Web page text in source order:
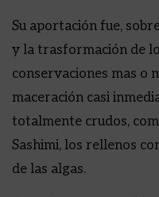
Su aportación fue,
y la trasformación de
conservaciones mas o
maceración casi
totalmente crudos,
Sashimi, los rellenos
de las algas.